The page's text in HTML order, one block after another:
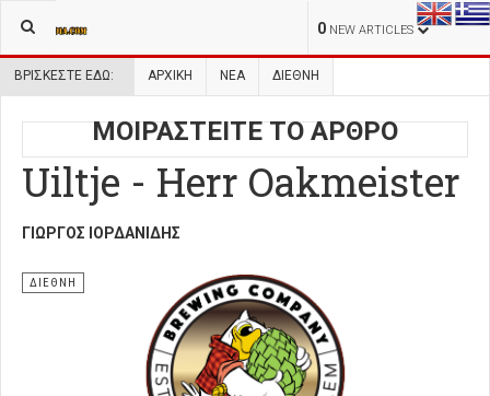
0 NEW ARTICLES
ΒΡΊΣΚΕΣΤΕ ΕΔΏ: ΑΡΧΙΚΉ ΝΕΑ ΔΙΕΘΝΗ
ΜΟΙΡΑΣΤΕΙΤΕ ΤΟ ΑΡΘΡΟ
Uiltje - Herr Oakmeister
ΓΙΏΡΓΟΣ ΙΟΡΔΑΝΊΔΗΣ
ΔΙΕΘΝΗ